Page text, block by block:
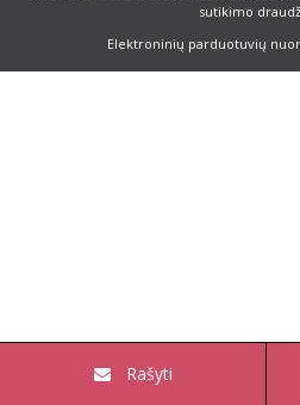
sutikimo
Elektroninių parduotuvių
Rašyti